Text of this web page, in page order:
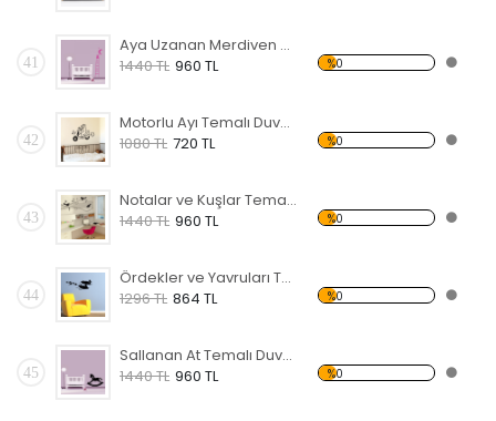
41
Aya Uzanan Merdiven Temalı Duvar Sticker
1440 TL 960 TL %0
42
Motorlu Ayı Temalı Duvar Sticker
1080 TL 720 TL %0
43
Notalar ve Kuşlar Temalı Duvar Sticker
1440 TL 960 TL %0
44
Ördekler ve Yavruları Temalı Duvar Sticker
1296 TL 864 TL %0
45
Sallanan At Temalı Duvar Sticker
1440 TL 960 TL %0